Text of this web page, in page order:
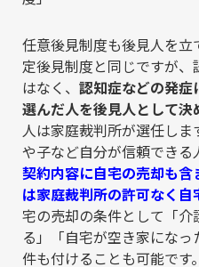
任意後見制度も後見人を
定後見制度と同じですが
はなく、 認知症などの発症
選んだ人を後見人として決
人は家庭裁判所が選任し
や子など自分が信頼できる
契約内容に自宅の売却も
は家庭裁判所の許可なく自
宅の売却の条件として「
る」「自宅が空き家にな
件も付けることも可能で